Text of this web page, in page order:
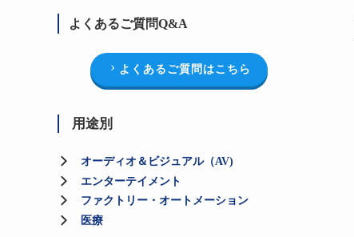
よくあるご質問Q&A
よくあるご質問はこちら
用途別
オーディオ＆ビジュアル（AV)
エンターテイメント
ファクトリー・オートメーション
医療